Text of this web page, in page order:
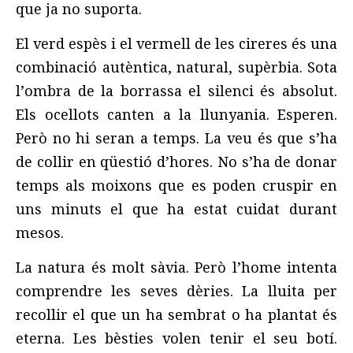
que ja no suporta.
El verd espès i el vermell de les cireres és una
combinació autèntica, natural, supèrbia. Sota
l’ombra de la borrassa el silenci és absolut.
Els ocellots canten a la llunyania. Esperen.
Però no hi seran a temps. La veu és que s’ha
de collir en qüestió d’hores. No s’ha de donar
temps als moixons que es poden cruspir en
uns minuts el que ha estat cuidat durant
mesos.
La natura és molt sàvia. Però l’home intenta
comprendre les seves dèries. La lluita per
recollir el que un ha sembrat o ha plantat és
eterna. Les bèsties volen tenir el seu botí.